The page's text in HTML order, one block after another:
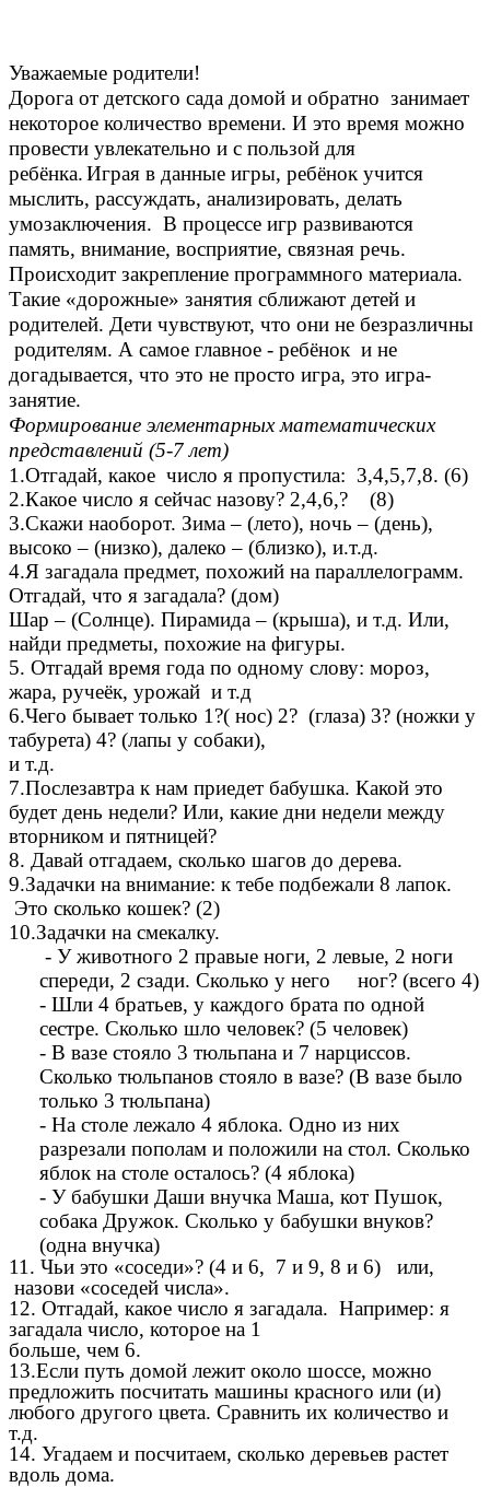
Уважаемые родители!
Дорога от детского сада домой и обратно занимает
некоторое количество времени. И это время можно
провести увлекательно и с пользой для
ребёнка.Играя в данные игры, ребёнок учится
мыслить, рассуждать, анализировать, делать
умозаключения. В процессе игр развиваются
память, внимание, восприятие, связная речь.
Происходит закрепление программного материала.
Такие «дорожные» занятия сближают детей и
родителей. Дети чувствуют, что они не безразличны
родителям. А самое главное - ребёнок и не
догадывается, что это не просто игра, это игра-
занятие.
Формирование элементарных математических
представлений (5-7 лет)
1.Отгадай, какое число я пропустила: 3,4,5,7,8. (6)
2.Какое число я сейчас назову? 2,4,6,? (8)
3.Скажи наоборот. Зима – (лето), ночь – (день),
высоко – (низко), далеко – (близко), и.т.д.
4.Я загадала предмет, похожий на параллелограмм.
Отгадай, что я загадала? (дом)
Шар – (Солнце). Пирамида – (крыша), и т.д. Или,
найди предметы, похожие на фигуры.
5. Отгадай время года по одному слову: мороз,
жара, ручеёк, урожай и т.д
6.Чего бывает только 1?( нос) 2? (глаза) 3? (ножки у
табурета) 4? (лапы у собаки),
и т.д.
7.Послезавтра к нам приедет бабушка. Какой это
будет день недели? Или, какие дни недели между
вторником и пятницей?
8. Давай отгадаем, сколько шагов до дерева.
9.Задачки на внимание: к тебе подбежали 8 лапок.
Это сколько кошек? (2)
10.Задачки на смекалку.
- У животного 2 правые ноги, 2 левые, 2 ноги
спереди, 2 сзади. Сколько у него ног? (всего 4)
- Шли 4 братьев, у каждого брата по одной
сестре. Сколько шло человек? (5 человек)
- В вазе стояло 3 тюльпана и 7 нарциссов.
Сколько тюльпанов стояло в вазе? (В вазе было
только 3 тюльпана)
- На столе лежало 4 яблока. Одно из них
разрезали пополам и положили на стол. Сколько
яблок на столе осталось? (4 яблока)
- У бабушки Даши внучка Маша, кот Пушок,
собака Дружок. Сколько у бабушки внуков?
(одна внучка)
11. Чьи это «соседи»? (4 и 6, 7 и 9, 8 и 6) или,
назови «соседей числа».
12. Отгадай, какое число я загадала. Например: я
загадала число, которое на 1
больше, чем 6.
13.Если путь домой лежит около шоссе, можно
предложить посчитать машины красного или (и)
любого другого цвета. Сравнить их количество и
т.д.
14. Угадаем и посчитаем, сколько деревьев растет
вдоль дома.